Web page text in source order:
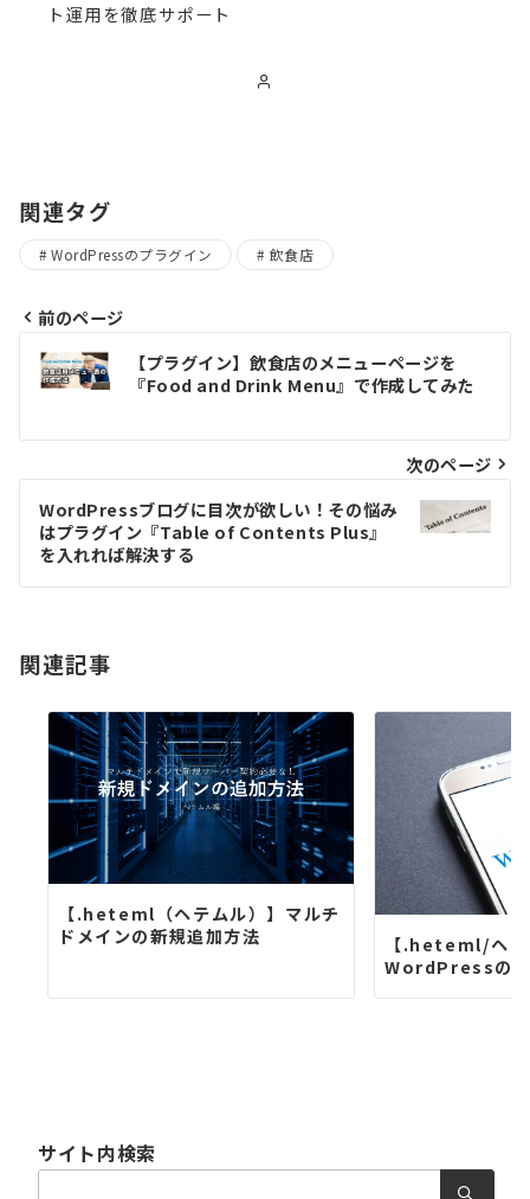
ト運用を徹底サポート
関連タグ
WordPressのプラグイン 飲食店
投
稿
ナ
ビ
ゲ
ー
ョ
前のページ
【プラグイン】飲食店のメニューページを
『Food and Drink Menu』で作成してみた
次のページ
WordPressブログに目次が欲しい！その悩み
はプラグイン『Table of Contents Plus』
を入れれば解決する
関連記事
【.heteml（ヘテムル）】マルチ
ドメインの新規追加方法
【.heteml/ヘテ
WordPressのイ
サイト内検索